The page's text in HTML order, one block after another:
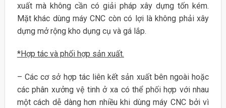
xuất mà không cần có giải pháp xây dựng tốn kém.
Mặt khác dùng máy CNC còn có lợi là không phải xây
dựng mở rộng kho dụng cụ và gá lắp.
*Hợp tác và phối hợp sản xuất.
– Các cơ sở hợp tác liên kết sản xuất bên ngoài hoặc
các phân xưởng vệ tinh ở xa có thể phối hợp với nhau
một cách dễ dàng hơn nhiều khi dùng máy CNC bởi vì